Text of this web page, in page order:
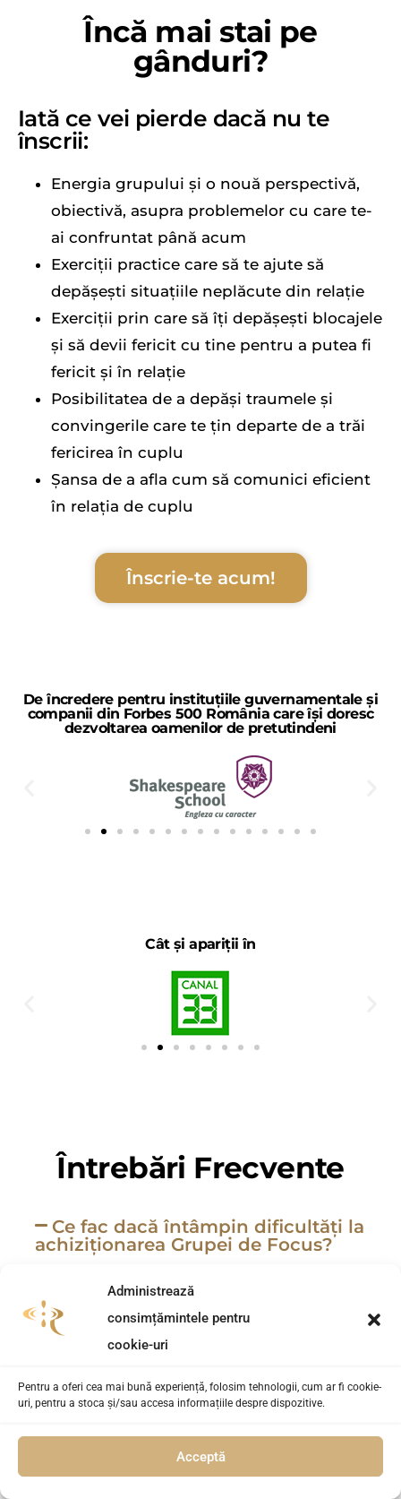
Administrează
consimțămintele pentru
cookie-uri
Pentru a oferi cea mai bună experiență, folosim tehnologii, cum ar fi cookie-
uri, pentru a stoca și/sau accesa informațiile despre dispozitive.
Acceptă
Încă mai stai pe
gânduri?
Iată ce vei pierde dacă nu te
înscrii:
Energia grupului și o nouă perspectivă,
obiectivă, asupra problemelor cu care te-
ai confruntat până acum
Exerciții practice care să te ajute să
depășești situațiile neplăcute din relație
Exerciții prin care să îți depășești blocajele
și să devii fericit cu tine pentru a putea fi
fericit și în relație
Posibilitatea de a depăși traumele și
convingerile care te țin departe de a trăi
fericirea în cuplu
Șansa de a afla cum să comunici eficient
în relația de cuplu
Înscrie-te acum!
De încredere pentru instituțiile guvernamentale și
companii din Forbes 500 România care își doresc
dezvoltarea oamenilor de pretutindeni
Cât și apariții în
Întrebări Frecvente
Ce fac dacă întâmpin dificultăți la
achiziționarea Grupei de Focus?
În cazul în care întâmpinați probleme la
plata cu cardul online, ne puteți contacta fie
la numărul de telefon 0799055357, fie la
web@revolutionmediaco.com
Cum pot accesa Grupa de Focus?